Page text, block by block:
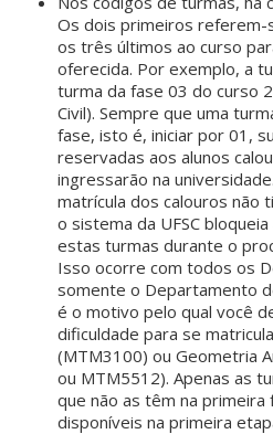
Os dois primeiros referem-
os três últimos ao curso
oferecida. Por exemplo, a
turma da fase 03 do curso
Civil). Sempre que uma
fase, isto é, iniciar por 01,
reservadas aos alunos
ingressarão na
matrícula dos calouros não
o sistema da UFSC
estas turmas durante o
Isso ocorre com todos os
somente o Departamento
é o motivo pelo qual você
dificuldade para se
(MTM3100) ou Geometria
ou MTM5512). Apenas as
que não as têm na
disponíveis na primeira